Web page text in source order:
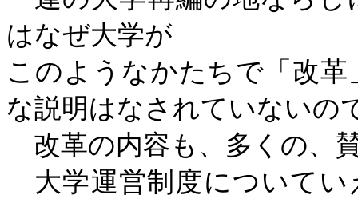
はなぜ大学が
このようなかたちで「改
な説明はなされていないの
改革の内容も、多くの、
大学運営制度についてい